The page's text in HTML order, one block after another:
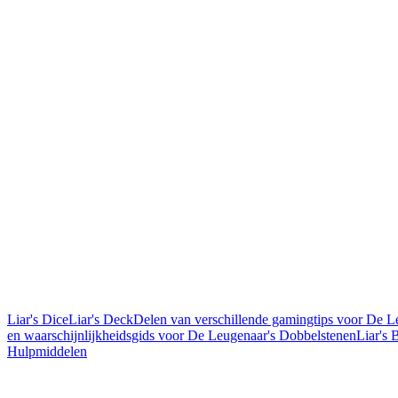
Liar's DiceLiar's DeckDelen van verschillende gamingtips voor De
en waarschijnlijkheidsgids voor De Leugenaar's DobbelstenenLiar's
Hulpmiddelen